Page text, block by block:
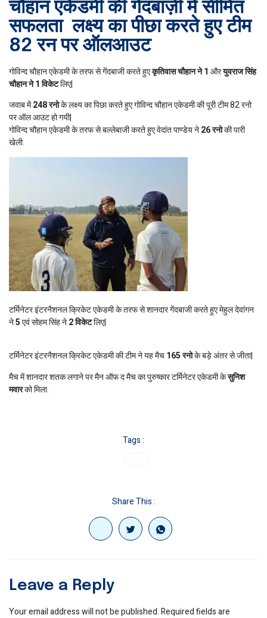
चौहान एकेडमी की गेंदबाज़ी में सीमित
सफलता लक्ष्य का पीछा करते हुए टीम
82 रन पर ऑलआउट
गोविन्द चौहान एकेडमी के तरफ से गेंदबाजी करते हुएकृतिवास चौहान ने 1 औरयुवराज सिंह
चौहान ने 1 विकेटलिए|
जवाब में248 रनोके लक्ष्य का पिछा करते हुए गोविन्द चौहान एकेडमी की पूरी टीम 82 रनो
पर ऑल आउट हो गयी|
गोविन्द चौहान एकेडमी के तरफ से बल्लेबाजी करते हुए वेदांत पाण्डेय ने26 रनोकी पारी
खेली.
टर्मिनेटर इंटरनैशनल क्रिकेट एकेडमी के तरफ से शानदार गेंदबाजी करते हुए मेहुल देवांगन
ने5एवं सोहम सिंह ने2 विकेटलिए|
टर्मिनेटर इंटरनैशनल क्रिकेट एकेडमी की टीम ने यह मैच165 रनोके बड़े अंतर से जीता|
मैच में शानदार शतक लगाने पर मैन ऑफ द मैच का पुरुष्कार टर्मिनेटर एकेडमी केसुनिश
मवारको मिला.
Tags :
Share This :
Leave a Reply
Your email address will not be published.Required fields are